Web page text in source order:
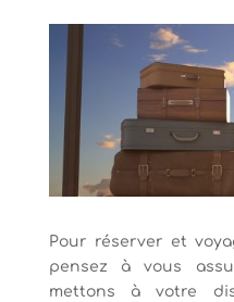
Pour réserver et
pensez à vous
mettons à votre